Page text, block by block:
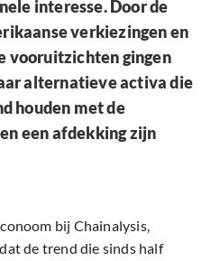
interesse. Door de
verkiezingen en
vooruitzichten gingen
alternatieve activa die
houden met de
een afdekking zijn
bij Chainalysis,
de trend die sinds half